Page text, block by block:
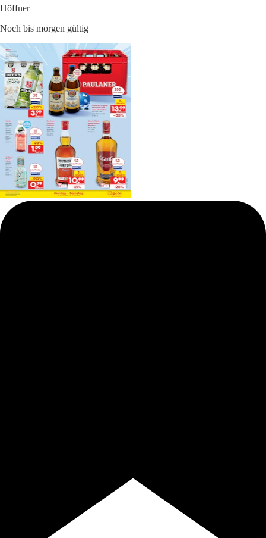
Höffner
Noch bis morgen gültig